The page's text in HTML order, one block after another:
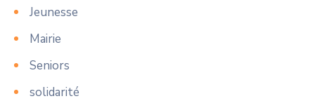
Jeunesse
Mairie
Seniors
solidarité